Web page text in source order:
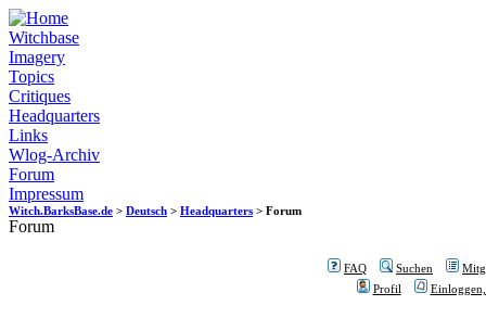
Witchbase
Imagery
Topics
Critiques
Headquarters
Links
Wlog-Archiv
Forum
Impressum
Witch.BarksBase.de > Deutsch > Headquarters > Forum
Forum
FAQ Suchen
Profil